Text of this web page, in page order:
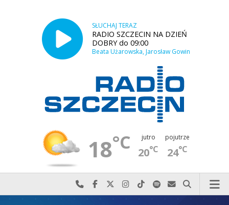
SŁUCHAJ TERAZ
RADIO SZCZECIN NA DZIEŃ
DOBRY do 09:00
Beata Użarowska, Jarosław Gowin
18°C jutro
20°C
pojutrze
24°C
Najlepiej po prostu do nas zadzwoń
Odwiedź nas na Facebook-u
Odwiedź nas na X
Odwiedź nas na Instagram-ie
Odwiedź nas na TikTok-u
Szukaj nas na Spotify
Wyślij do nas
Szukaj